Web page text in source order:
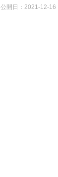
公開日： 2021-12-16